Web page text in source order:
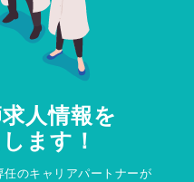
人情報を
ます！
のキャリアパートナーが